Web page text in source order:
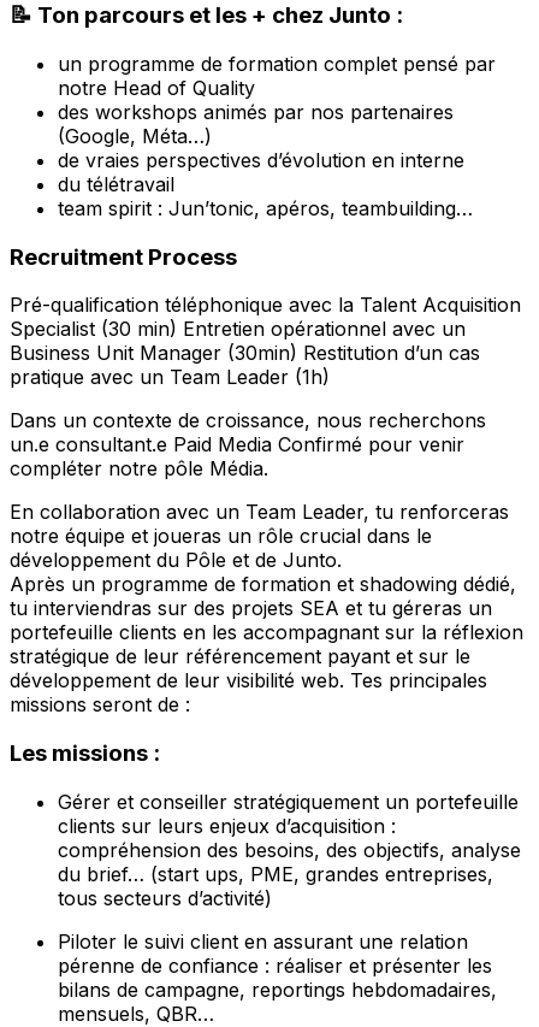
📝 Ton parcours et les + chez Junto :
un programme de formation complet pensé par
notre Head of Quality
des workshops animés par nos partenaires
(Google, Méta…)
de vraies perspectives d’évolution en interne
du télétravail
team spirit : Jun’tonic, apéros, teambuilding…
Recruitment Process
Pré-qualification téléphonique avec la Talent Acquisition
Specialist (30 min) Entretien opérationnel avec un
Business Unit Manager (30min) Restitution d’un cas
pratique avec un Team Leader (1h)
Dans un contexte de croissance, nous recherchons
un.e consultant.e Paid Media Confirmé pour venir
compléter notre pôle Média.
En collaboration avec un Team Leader, tu renforceras
notre équipe et joueras un rôle crucial dans le
développement du Pôle et de Junto.
Après un programme de formation et shadowing dédié,
tu interviendras sur des projets SEA et tu géreras un
portefeuille clients en les accompagnant sur la réflexion
stratégique de leur référencement payant et sur le
développement de leur visibilité web. Tes principales
missions seront de :
Les missions :
Gérer et conseiller stratégiquement un portefeuille
clients sur leurs enjeux d’acquisition :
compréhension des besoins, des objectifs, analyse
du brief… (start ups, PME, grandes entreprises,
tous secteurs d’activité)
Piloter le suivi client en assurant une relation
pérenne de confiance : réaliser et présenter les
bilans de campagne, reportings hebdomadaires,
mensuels, QBR…